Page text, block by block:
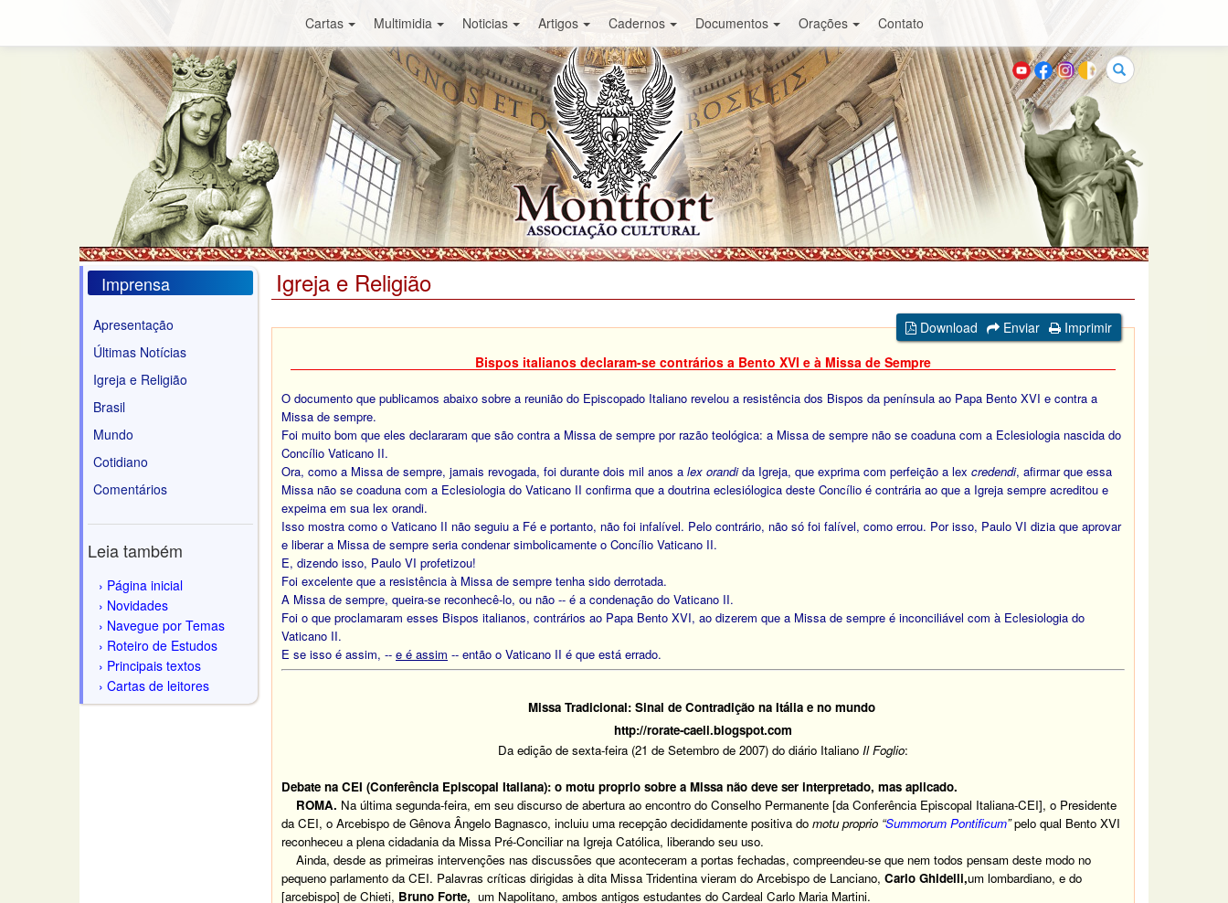
Cartas Multimidia Noticias Artigos Cadernos Documentos Orações Contato
Buscar
Imprensa
Apresentação
Últimas Notícias
Igreja e Religião
Brasil
Mundo
Cotidiano
Comentários
Leia também
Página inicial
Novidades
Navegue por Temas
Roteiro de Estudos
Principais textos
Cartas de leitores
Igreja e Religião
Download Enviar
Imprimir
Bispos italianos declaram-se contrários a Bento XVI e à Missa de Sempre
O documento que publicamos abaixo sobre a reunião do Episcopado Italiano revelou a resistência dos Bispos da península ao Papa Bento XVI e contra a
Missa de sempre.
Foi muito bom que eles declararam que são contra a Missa de sempre por razão teológica: a Missa de sempre não se coaduna com a Eclesiologia nascida do
Concílio Vaticano II.
Ora, como a Missa de sempre, jamais revogada, foi durante dois mil anos a lex orandida Igreja, que exprima com perfeição a lex credendi, afirmar que essa
Missa não se coaduna com a Eclesiologia do Vaticano II confirma que a doutrina eclesiólogica deste Concílio é contrária ao que a Igreja sempre acreditou e
expeima em sua lex orandi.
Isso mostra como o Vaticano II não seguiu a Fé e portanto, não foi infalível. Pelo contrário, não só foi falível, como errou. Por isso, Paulo VI dizia que aprovar
e liberar a Missa de sempre seria condenar simbolicamente o Concílio Vaticano II.
E, dizendo isso, Paulo VI profetizou!
Foi excelente que a resistência à Missa de sempre tenha sido derrotada.
A Missa de sempre, queira-se reconhecê-lo, ou não -- é a condenação do Vaticano II.
Foi o que proclamaram esses Bispos italianos, contrários ao Papa Bento XVI, ao dizerem que a Missa de sempre é inconciliável com à Eclesiologia do
Vaticano II.
E se isso é assim, -- e é assim -- então o Vaticano II é que está errado.
Missa Tradicional: Sinal de Contradição na Itália e no mundo
http://rorate-caeli.blogspot.com
Da edição de sexta-feira (21 de Setembro de 2007) do diário Italiano Il Foglio:
Debate na CEI (Conferência Episcopal Italiana): o motu proprio sobre a Missa não deve ser interpretado, mas aplicado.
ROMA. Na última segunda-feira, em seu discurso de abertura ao encontro do Conselho Permanente [da Conferência Episcopal Italiana-CEI], o Presidente
da CEI, o Arcebispo de Gênova Ângelo Bagnasco, incluiu uma recepção decididamente positiva do motu proprio “Summorum Pontificum”pelo qual Bento XVI
reconheceu a plena cidadania da Missa Pré-Conciliar na Igreja Católica, liberando seu uso.
Ainda, desde as primeiras intervenções nas discussões que aconteceram a portas fechadas, compreendeu-se que nem todos pensam deste modo no
pequeno parlamento da CEI. Palavras críticas dirigidas à dita Missa Tridentina vieram do Arcebispo de Lanciano, Carlo Ghidelli,um lombardiano, e do
[arcebispo] de Chieti, Bruno Forte, um Napolitano, ambos antigos estudantes do Cardeal Carlo Maria Martini.